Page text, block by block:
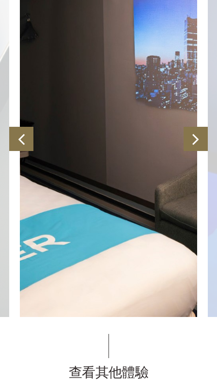
查看其他體驗